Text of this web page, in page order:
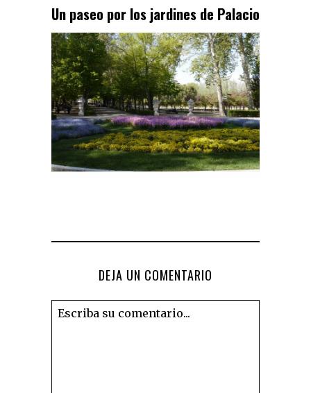
Un paseo por los jardines de Palacio
DEJA UN COMENTARIO